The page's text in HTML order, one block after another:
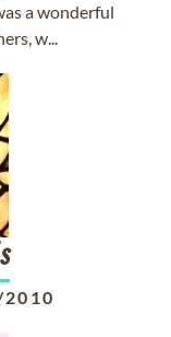
a wonderful
w...